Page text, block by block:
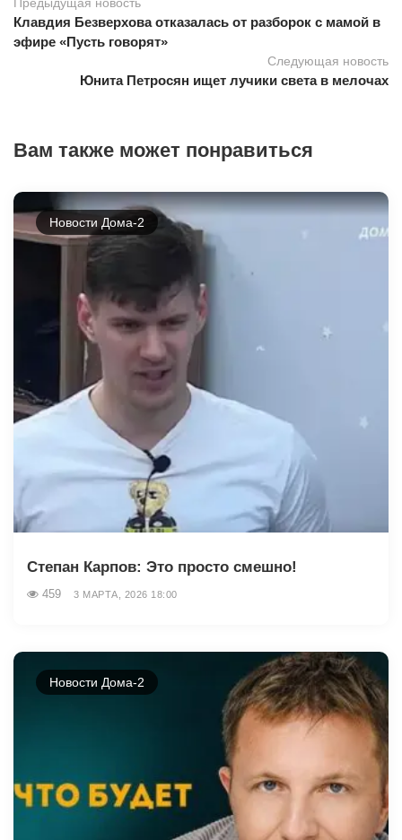
Клавдия Безверхова отказалась от разборок с мамой в
эфире «Пусть говорят»
Следующая новость
Юнита Петросян ищет лучики света в мелочах
Вам также может понравиться
Новости Дома-2
Степан Карпов: Это просто смешно!
459 3 МАРТА, 2026 18:00
Новости Дома-2